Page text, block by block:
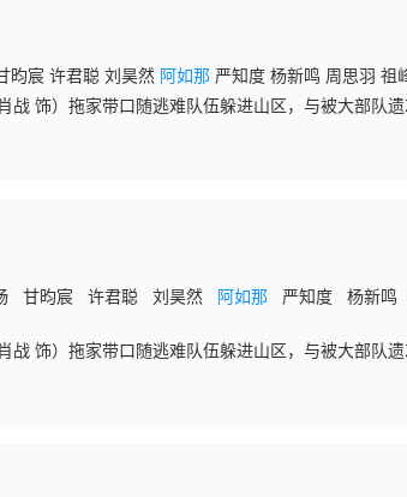
昀宸 许君聪 刘昊然 阿如那 严知度 杨新鸣 周思羽 祖
战 饰）拖家带口随逃难队伍躲进山区，与被大部队
脚。然而，莫得闲和妻子夏橙（周依然 饰）、老太爷
甘昀宸 许君聪 刘昊然 阿如那 严知度 杨新
战 饰）拖家带口随逃难队伍躲进山区，与被大部队
脚。然而，莫得闲和妻子夏橙（周依然 饰）、老太爷
活因为一小队日本侦察兵的意外到来被打破。全镇百
武装的殊死较量轰然展开。 该剧是《得闲谨制》的导